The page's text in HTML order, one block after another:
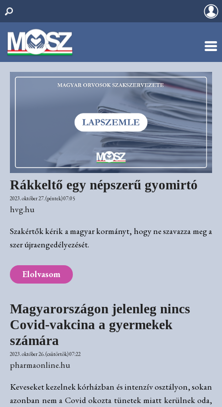
Rákkeltő egy népszerű gyomirtó
2023. október 27. (péntek) 07:05
hvg.hu
Szakértők kérik a magyar kormányt, hogy ne szavazza meg a
szer újraengedélyezését.
Elolvasom
Magyarországon jelenleg nincs
Covid-vakcina a gyermekek
számára
2023. október 26. (csütörtök) 07:22
pharmaonline.hu
Keveseket kezelnek kórházban és intenzív osztályon, sokan
azonban nem a Covid okozta tünetek miatt kerülnek oda,